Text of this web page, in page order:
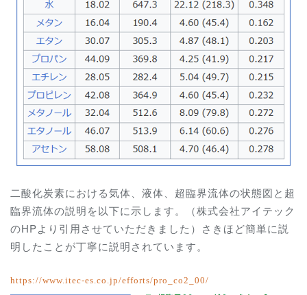
二酸化炭素における気体、液体、超臨界流体の状態図と超
臨界流体の説明を以下に示します。（株式会社アイテック
のHPより引用させていただきました）さきほど簡単に説
明したことが丁寧に説明されています。
https://www.itec-es.co.jp/efforts/pro_co2_00/